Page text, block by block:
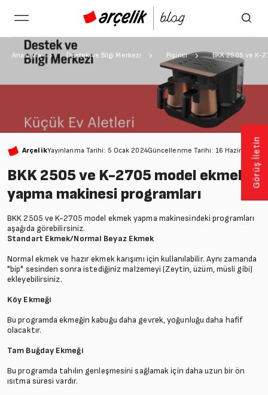
Anasayfa Destek ve Bilgi Merkezi Pişirici BKK 2505 ve K-
ArçelikYayınlanma Tarihi: 5 Ocak 2024Güncellenme Tarihi: 16 Haziran 2025
BKK 2505 ve K-2705 model ekmek
yapma makinesi programları
BKK 2505 ve K-2705 model ekmek yapma makinesindeki programları
aşağıda görebilirsiniz.
Standart Ekmek/Normal Beyaz Ekmek
Normal ekmek ve hazır ekmek karışımı için kullanılabilir. Aynı zamanda
"bip" sesinden sonra istediğiniz malzemeyi (Zeytin, üzüm, müsli gibi)
ekleyebilirsiniz.
Köy Ekmeği
Bu programda ekmeğin kabuğu daha gevrek, yoğunluğu daha hafif
olacaktır.
Tam Buğday Ekmeği
Bu programda tahılın genleşmesini sağlamak için daha uzun bir ön
ısıtma süresi vardır.
Görüş İletin